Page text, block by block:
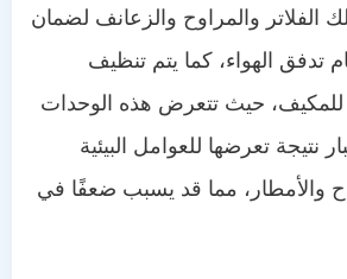
الفلاتر والمراوح والزعانف لضمان
تدفق الهواء، كما يتم تنظيف
للمكيف، حيث تتعرض هذه الوحدات
نتيجة تعرضها للعوامل البيئية
والأمطار، مما قد يسبب ضعفًا في